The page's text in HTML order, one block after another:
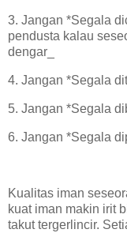
3. Jangan *Segala
pendusta kalau
dengar_
4. Jangan *Segala
5. Jangan *Segala
6. Jangan *Segala
Kualitas iman
kuat iman makin irit
takut tergerlincir.